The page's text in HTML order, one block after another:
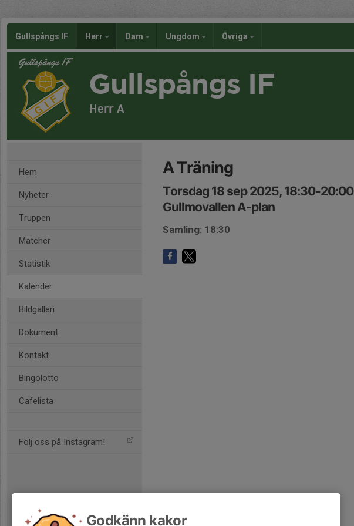
Gullspångs IF Herr Dam Ungdom Övriga
Gullspångs IF
Herr A
Hem
Nyheter
Truppen
Matcher
Statistik
Kalender
Bildgalleri
Dokument
Kontakt
Bingolotto
Cafelista
Följ oss på Instagram!
A Träning
Torsdag 18 sep 2025, 18:30-20:00
Gullmovallen A-plan
Samling: 18:30
Godkänn kakor